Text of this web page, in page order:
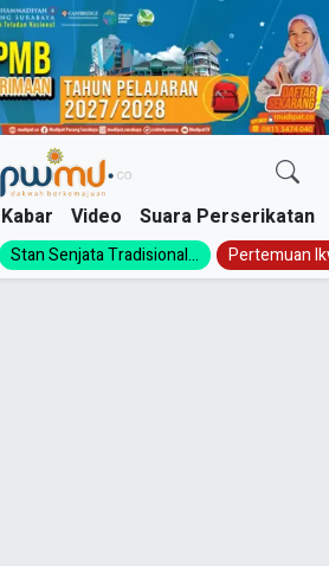
Kabar Video Suara Perserikatan
Stan Senjata Tradisional... Pertemuan